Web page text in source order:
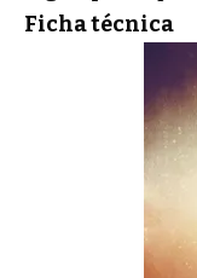
Ficha técnica